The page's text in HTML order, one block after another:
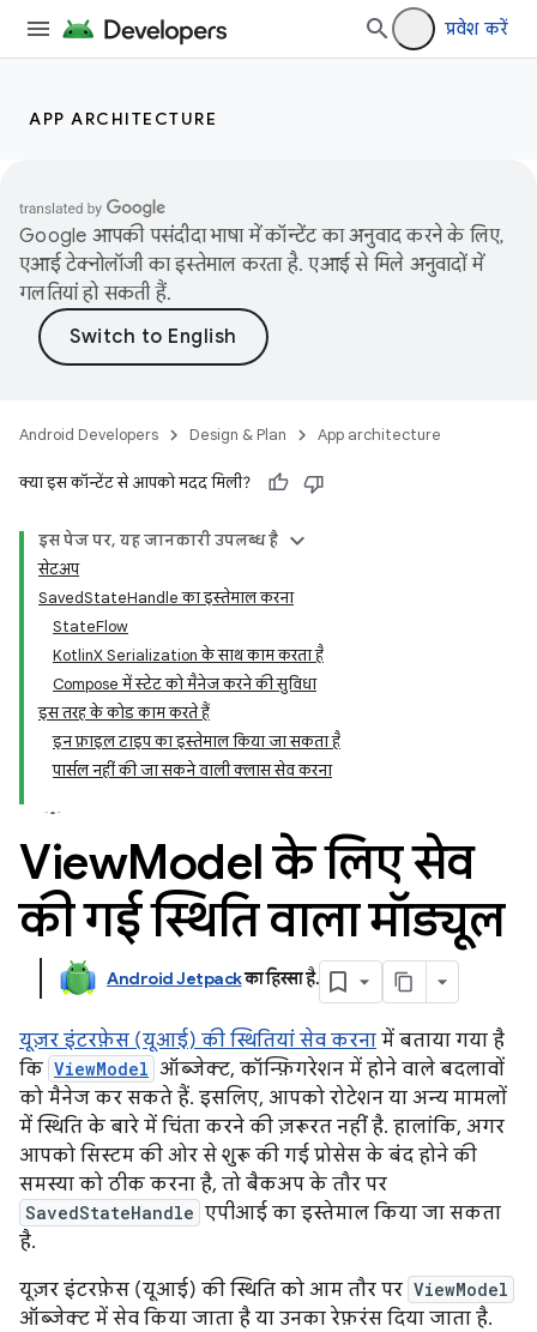
प्रवेश करें
APP ARCHITECTURE
Google आपकी पसंदीदा भाषा में कॉन्टेंट का अनुवाद करने के लिए,
एआई टेक्नोलॉजी का इस्तेमाल करता है. एआई से मिले अनुवादों में
गलतियां हो सकती हैं.
Android Developers Design & Plan App architecture
क्या इस कॉन्टेंट से आपको मदद मिली?
इस पेज पर, यह जानकारी उपलब्ध है
सेटअप
SavedStateHandle का इस्तेमाल करना
StateFlow
KotlinX Serialization के साथ काम करता है
Compose में स्टेट को मैनेज करने की सुविधा
इस तरह के कोड काम करते हैं
इन फ़ाइल टाइप का इस्तेमाल किया जा सकता है
पार्सल नहीं की जा सकने वाली क्लास सेव करना
ViewModel के लिए सेव
की गई स्थिति वाला मॉड्यूल
Android Jetpackका हिस्सा है.
यूज़र इंटरफ़ेस (यूआई) की स्थितियां सेव करना में बताया गया है
कि ViewModel ऑब्जेक्ट, कॉन्फ़िगरेशन में होने वाले बदलावों
को मैनेज कर सकते हैं. इसलिए, आपको रोटेशन या अन्य मामलों
में स्थिति के बारे में चिंता करने की ज़रूरत नहीं है. हालांकि, अगर
आपको सिस्टम की ओर से शुरू की गई प्रोसेस के बंद होने की
समस्या को ठीक करना है, तो बैकअप के तौर पर
SavedStateHandle एपीआई का इस्तेमाल किया जा सकता
है.
यूज़र इंटरफ़ेस (यूआई) की स्थिति को आम तौर पर ViewModel
ऑब्जेक्ट में सेव किया जाता है या उनका रेफ़रंस दिया जाता है.